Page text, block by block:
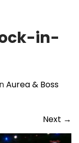
in-
Aurea & Boss
Next →